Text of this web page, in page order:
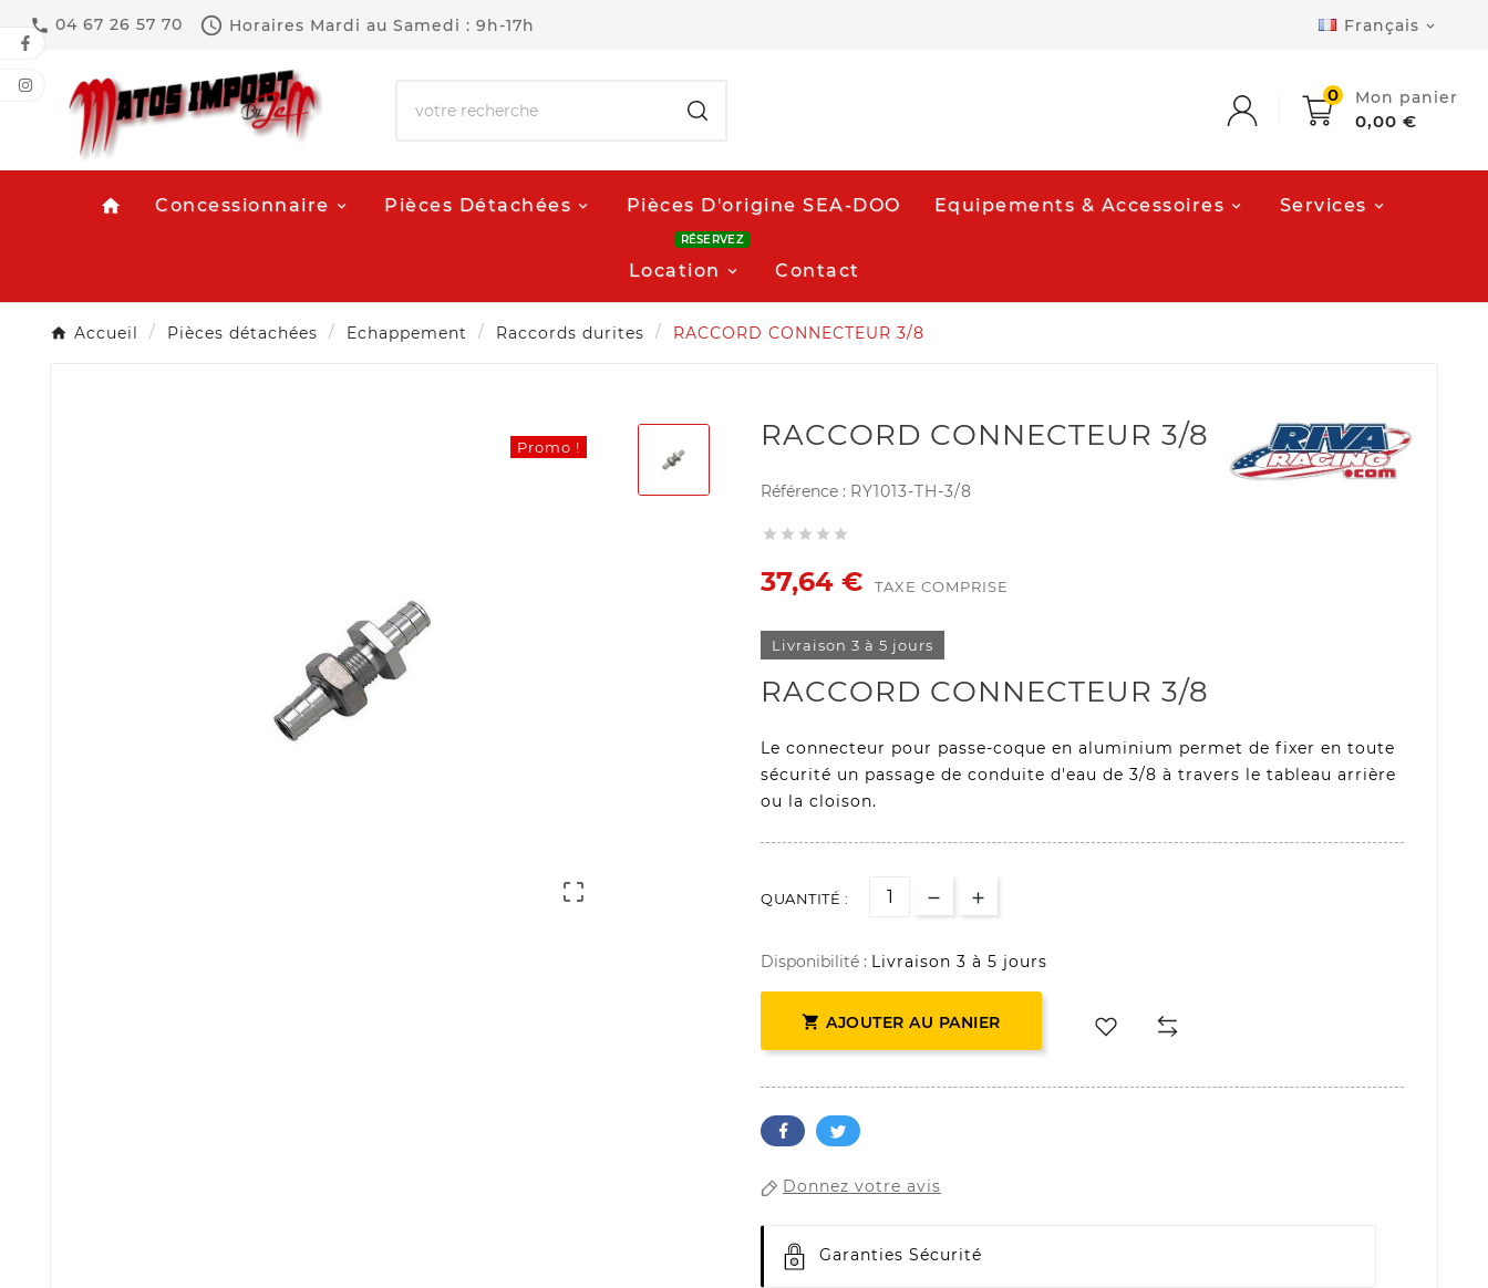
 04 67 26 57 70  Horaires Mardi au Samedi : 9h-17h Français 
0 Mon panier
0,00 €
home Concessionnaire Pièces Détachées Pièces D'origine SEA-DOO Equipements & Accessoires Services
Location
RÉSERVEZ
Contact
Accueil Pièces détachées Echappement Raccords durites RACCORD CONNECTEUR 3/8
Promo !

RACCORD CONNECTEUR 3/8
Référence : RY1013-TH-3/8
    
37,64 € TAXE COMPRISE
Livraison 3 à 5 jours
RACCORD CONNECTEUR 3/8
Le connecteur pour passe-coque en aluminium permet de fixer en toute
sécurité un passage de conduite d'eau de 3/8 à travers le tableau arrière
ou la cloison.
QUANTITÉ :
Disponibilité : Livraison 3 à 5 jours
 AJOUTER AU PANIER
Donnez votre avis
Garanties Sécurité